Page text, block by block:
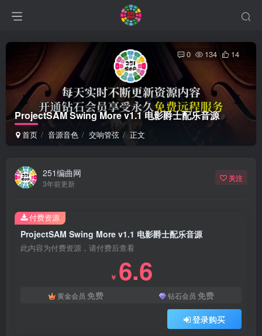
ProjectSAM Swing More v1.1 电影爵士配乐音源
首页 音源音色 交响管弦 正文
0 134 14
251编曲网
3年前更新
关注
ProjectSAM Swing More v1.1 电影爵士配乐音源
此内容为付费资源，请付费后查看
￥ 6.6
黄金会员 免费 钻石会员 免费
登录购买
付费资源